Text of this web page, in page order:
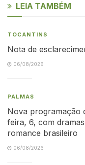
LEIA TAMBÉM
TOCANTINS
Nota de
06/08/2026
PALMAS
Nova programação
feira, 6, com
romance brasileiro
06/08/2026